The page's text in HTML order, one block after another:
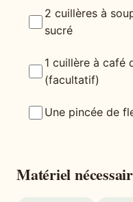
2 cuillères à
sucré
1 cuillère à café
(facultatif)
Une pincée de
Matériel